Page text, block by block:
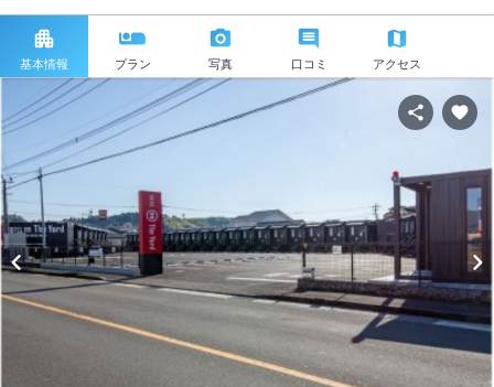
基本情報 プラン 写真 口コミ アクセス